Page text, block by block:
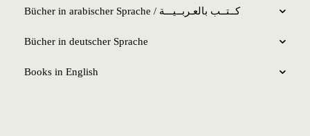
Bücher in arabischer Sprache / كــتــب بالعـربــیـــة
Bücher in deutscher Sprache
Books in English